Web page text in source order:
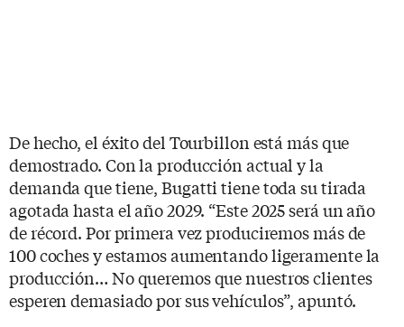
De hecho, el éxito del Tourbillon está más que
demostrado. Con la producción actual y la
demanda que tiene, Bugatti tiene toda su tirada
agotada hasta el año 2029. “Este 2025 será un año
de récord. Por primera vez produciremos más de
100 coches y estamos aumentando ligeramente la
producción… No queremos que nuestros clientes
esperen demasiado por sus vehículos”, apuntó.